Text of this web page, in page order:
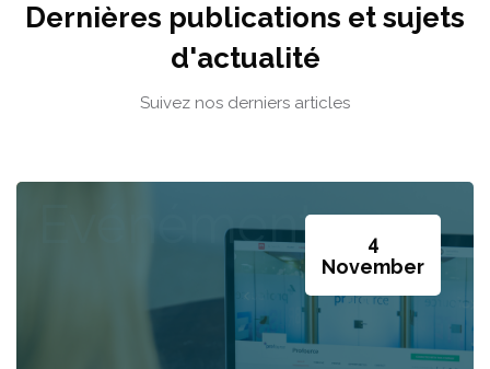
Dernières publications et sujets
d'actualité
Suivez nos derniers articles
Evénéments
4
November